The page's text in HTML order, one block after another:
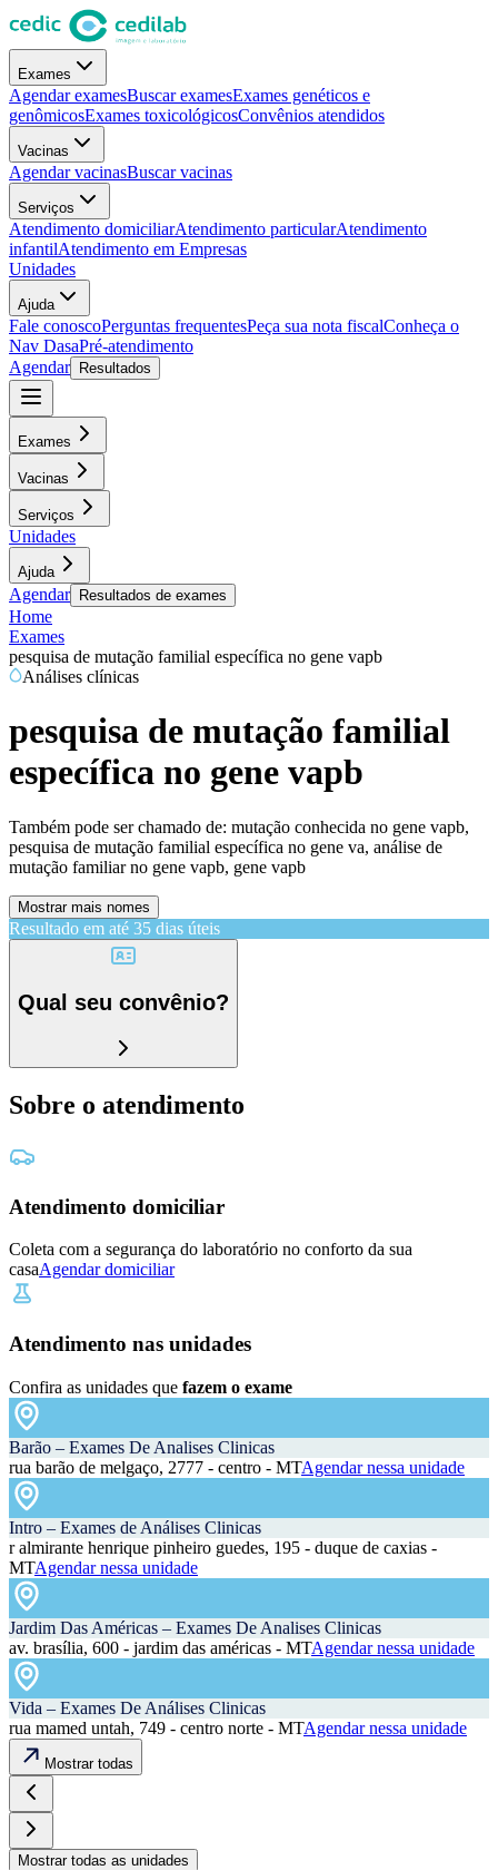
Exames
Agendar examesBuscar examesExames genéticos e
genômicosExames toxicológicosConvênios atendidos
Vacinas
Agendar vacinasBuscar vacinas
Serviços
Atendimento domiciliarAtendimento particularAtendimento
infantilAtendimento em Empresas
Unidades
Ajuda
Fale conoscoPerguntas frequentesPeça sua nota fiscalConheça o
Nav DasaPré-atendimento
Agendar
Resultados
Exames
Vacinas
Serviços
Unidades
Ajuda
Agendar Resultados de exames
Home
Exames
pesquisa de mutação familial específica no gene vapb
Análises clínicas
pesquisa de mutação familial
específica no gene vapb
Também pode ser chamado de: mutação conhecida no gene vapb,
pesquisa de mutação familial específica no gene va, análise de
mutação familiar no gene vapb, gene vapb
Mostrar mais nomes
Resultado em até 35 dias úteis
Qual seu convênio?
Sobre o atendimento
Atendimento domiciliar
Coleta com a segurança do laboratório no conforto da sua
casaAgendar domiciliar
Atendimento nas unidades
Confira as unidades que fazem o exame
Barão – Exames De Analises Clinicas
rua barão de melgaço, 2777 - centro - MTAgendar nessa unidade
Intro – Exames de Análises Clinicas
r almirante henrique pinheiro guedes, 195 - duque de caxias -
MTAgendar nessa unidade
Jardim Das Américas – Exames De Analises Clinicas
av. brasília, 600 - jardim das américas - MTAgendar nessa unidade
Vida – Exames De Análises Clinicas
rua mamed untah, 749 - centro norte - MTAgendar nessa unidade
Mostrar todas
Mostrar todas as unidades